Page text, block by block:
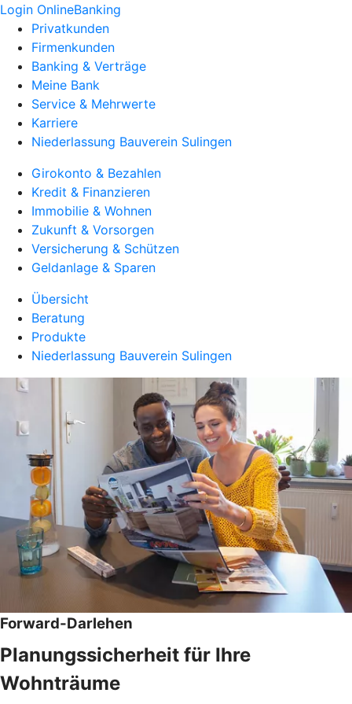
Login OnlineBanking
Privatkunden
Firmenkunden
Banking & Verträge
Meine Bank
Service & Mehrwerte
Karriere
Niederlassung Bauverein Sulingen
Girokonto & Bezahlen
Kredit & Finanzieren
Immobilie & Wohnen
Zukunft & Vorsorgen
Versicherung & Schützen
Geldanlage & Sparen
Übersicht
Beratung
Produkte
Niederlassung Bauverein Sulingen
Forward-Darlehen
Planungssicherheit für Ihre
Wohnträume